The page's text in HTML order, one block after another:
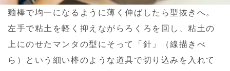
麺棒で均一になるように薄く伸ばしたら型抜きへ。
左手で粘土を軽く抑えながらろくろを回し、粘土の
上にのせたマンタの型にそって「針」（線描きべ
ら）という細い棒のような道具で切り込みを入れて